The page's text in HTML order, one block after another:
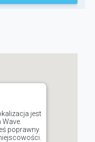
jest
poprawny